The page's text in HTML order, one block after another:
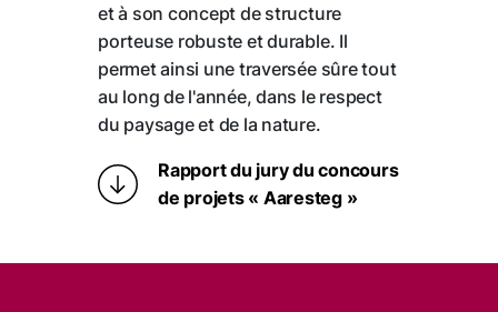
et à son concept de structure
porteuse robuste et durable. Il
permet ainsi une traversée sûre tout
au long de l'année, dans le respect
du paysage et de la nature.
Rapport du jury du concours
de projets « Aaresteg »